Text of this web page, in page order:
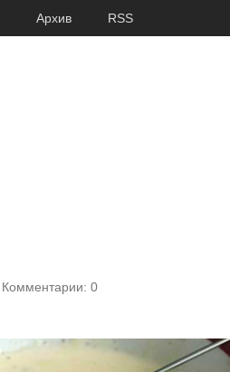
Архив RSS
Комментарии: 0